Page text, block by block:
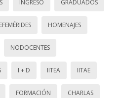
INGRESO GRADUADOS
EFEMÉRIDES HOMENAJES
NODOCENTES
I + D IITEA IITAE
FORMACIÓN CHARLAS